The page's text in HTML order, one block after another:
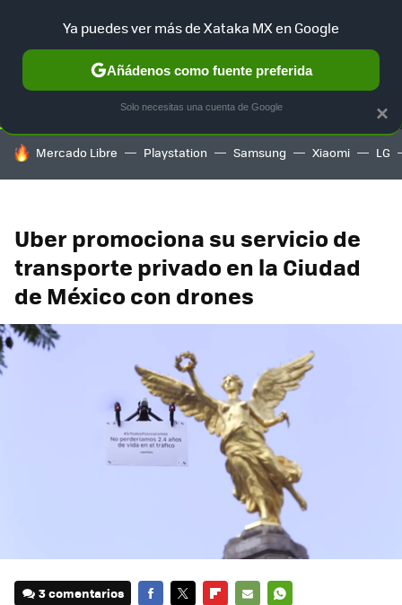
SELECCIÓN GAMING HOME AUTO TERRITORIO
HOY SE HABLA DE
Mercado Libre Playstation Samsung Xiaomi LG
Uber promociona su servicio de
transporte privado en la Ciudad
de México con drones
3 comentarios
×
Ya puedes ver más de Xataka MX en Google
Añádenos como fuente preferida
Solo necesitas una cuenta de Google